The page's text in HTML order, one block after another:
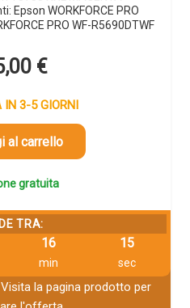
Epson WORKFORCE PRO
PRO WF-R5690DTWF
€
IN 3-5 GIORNI
al carrello
gratuita
TRA:
16
min
15
sec
la pagina prodotto per